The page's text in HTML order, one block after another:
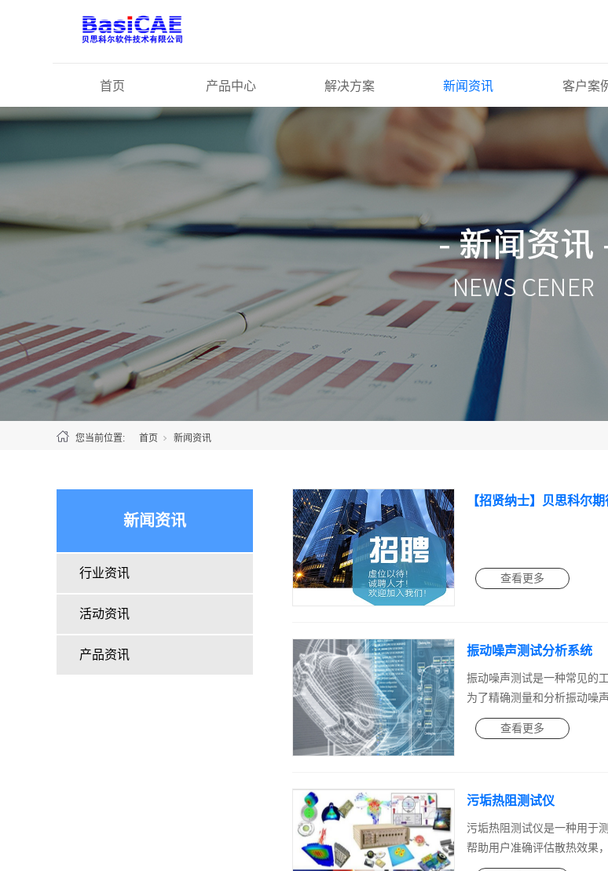
首页 产品中心 解决方案 新闻资讯 客户案
您当前位置: 首页 新闻资讯
新闻资讯
行业资讯
活动资讯
产品资讯
【招贤纳士】贝思科尔期
查看更多
振动噪声测试分析系统
振动噪声测试是一种常见的
为了精确测量和分析振动噪声
查看更多
污垢热阻测试仪
污垢热阻测试仪是一种用于
帮助用户准确评估散热效果，